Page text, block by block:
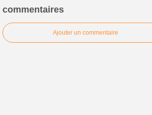
commentaires
Ajouter un commentaire